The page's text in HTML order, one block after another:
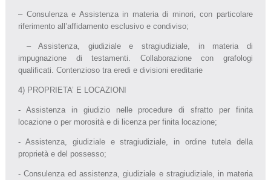
– Consulenza e Assistenza in materia di minori, con particolare
riferimento all’affidamento esclusivo e condiviso;
– Assistenza, giudiziale e stragiudiziale, in materia di
impugnazione di testamenti. Collaborazione con grafologi
qualificati. Contenzioso tra eredi e divisioni ereditarie
4) PROPRIETA’ E LOCAZIONI
- Assistenza in giudizio nelle procedure di sfratto per finita
locazione o per morosità e di licenza per finita locazione;
- Assistenza, giudiziale e stragiudiziale, in ordine tutela della
proprietà e del possesso;
- Consulenza ed assistenza, giudiziale e stragiudiziale, in materia